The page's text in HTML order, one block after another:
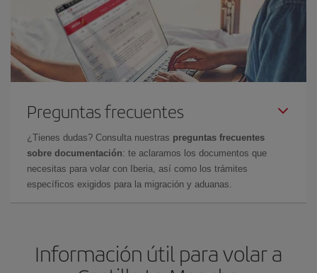
Preguntas frecuentes
¿Tienes dudas? Consulta nuestras preguntas frecuentes
sobre documentación: te aclaramos los documentos que
necesitas para volar con Iberia, así como los trámites
específicos exigidos para la migración y aduanas.
Información útil para volar a